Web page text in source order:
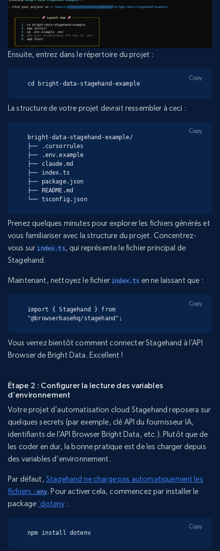
Ensuite, entrez dans le répertoire du projet :
cd bright-data-stagehand-example
Copy
La structure de votre projet devrait ressembler à ceci :
bright-data-stagehand-example/
├── .cursorrules
├── .env.example
├── claude.md
├── index.ts
├── package.json
├── README.md
└── tsconfig.json
Copy
Prenez quelques minutes pour explorer les fichiers générés et
vous familiariser avec la structure du projet. Concentrez-
vous sur index.ts, qui représente le fichier principal de
Stagehand.
Maintenant, nettoyez le fichier index.ts en ne laissant que :
import { Stagehand } from
"@browserbasehq/stagehand";
Copy
Vous verrez bientôt comment connecter Stagehand à l’API
Browser de Bright Data. Excellent !
Étape 2 : Configurer la lecture des variables
d’environnement
Votre projet d’automatisation cloud Stagehand reposera sur
quelques secrets (par exemple, clé API du fournisseur IA,
identifiants de l’API Browser Bright Data, etc.). Plutôt que de
les coder en dur, la bonne pratique est de les charger depuis
des variables d’environnement.
Par défaut, Stagehand ne charge pas automatiquement les
fichiers .env. Pour activer cela, commencez par installer le
package `dotenv:
npm install dotenv
Copy